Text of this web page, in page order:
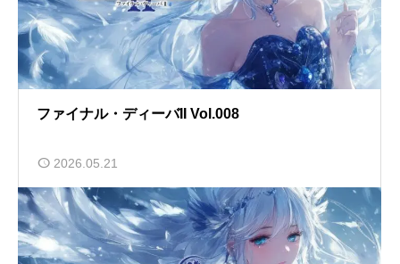
ファイナル・ディーバII Vol.008
2026.05.21